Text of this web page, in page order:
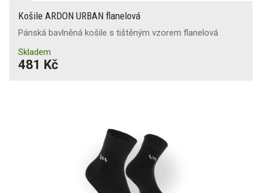
Košile ARDON URBAN flanelová
Pánská bavlněná košile s tištěným vzorem flanelová
Skladem
481 Kč